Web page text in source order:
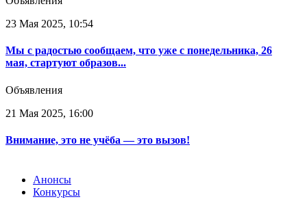
23 Мая 2025, 10:54
Мы с радостью сообщаем, что уже с понедельника, 26
мая, стартуют образов...
Объявления
21 Мая 2025, 16:00
Внимание, это не учёба — это вызов!
Анонсы
Конкурсы